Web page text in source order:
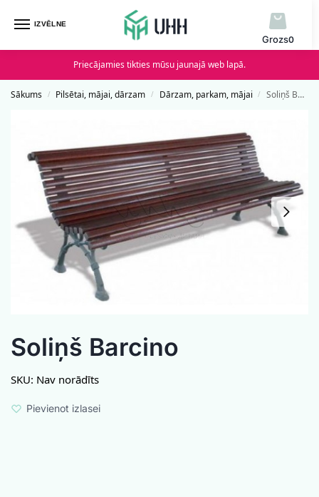
IZVĒLNE
0
Priecājamies tikties mūsu jaunajā web lapā.
Sākums / Pilsētai, mājai, dārzam / Dārzam, parkam, mājai / Soliņš Barcino
Soliņš Barcino
SKU: Nav norādīts
Pievienot izlasei